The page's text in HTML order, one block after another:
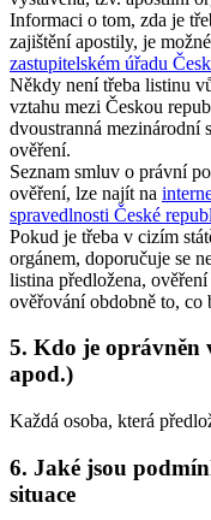
Informaci o tom, zda je
zajištění apostily, je
zastupitelském úřadu
Někdy není třeba listinu
vztahu mezi Českou
dvoustranná mezinárodní
ověření.
Seznam smluv o právní
ověření, lze najít na
spravedlnosti České
Pokud je třeba v cizím
orgánem, doporučuje se
listina předložena,
ověřování obdobně to, co
5. Kdo je oprávněn
apod.)
Každá osoba, která
6. Jaké jsou
situace